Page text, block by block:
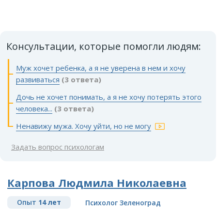
Консультации, которые помогли людям:
Муж хочет ребенка, а я не уверена в нем и хочу
развиваться (3 ответа)
Дочь не хочет понимать, а я не хочу потерять этого
человека... (3 ответа)
Ненавижу мужа. Хочу уйти, но не могу
Задать вопрос психологам
Карпова Людмила Николаевна
Опыт 14 лет Психолог Зеленоград